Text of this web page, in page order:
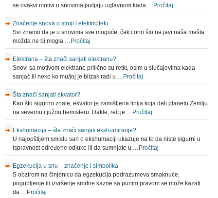
se ovakvi motivi u snovima javljaju uglavnom kada … Pročitaj
Značenje snova o struji i elektricitetu
Svi znamo da je u snovima sve moguće, čak i ono što na javi naša mašta
možda ne bi mogla … Pročitaj
Elektrana – šta znači sanjati elektranu?
Snovi sa motivom elektrane prilično su retki, osim u slučajevima kada
sanjač ili neko ko mu/joj je blizak radi u … Pročitaj
Šta znači sanjati ekvator?
Kao što sigurno znate, ekvator je zamišljena linija koja deli planetu Zemlju
na severnu i južnu hemisferu. Dakle, reč je … Pročitaj
Ekshumacija – šta znači sanjati ekshumiranje?
U najopštijem smislu san o ekshumaciji ukazuje na to da niste sigurni u
ispravnost određene odluke ili da sumnjate u … Pročitaj
Egzekucija u snu – značenje i simbolika
S obzirom na činjenicu da egzekucija podrazumeva smaknuće,
pogubljenje ili izvršenje smrtne kazne sa punim pravom se može kazati
da … Pročitaj